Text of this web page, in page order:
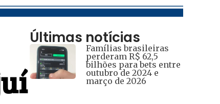
Últimas notícias
Famílias brasileiras
perderam R$ 62,5
bilhões para bets entre
outubro de 2024 e
março de 2026